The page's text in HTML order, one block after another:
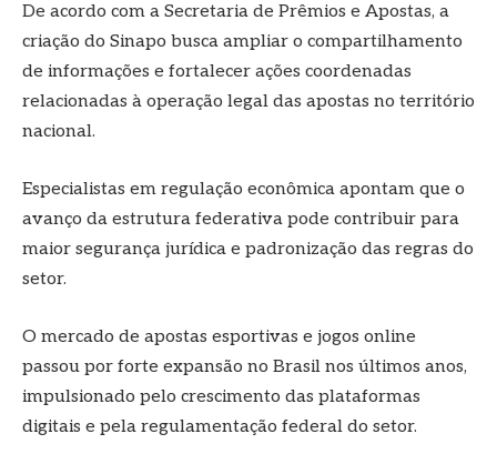
De acordo com a Secretaria de Prêmios e Apostas, a
criação do Sinapo busca ampliar o compartilhamento
de informações e fortalecer ações coordenadas
relacionadas à operação legal das apostas no território
nacional.
Especialistas em regulação econômica apontam que o
avanço da estrutura federativa pode contribuir para
maior segurança jurídica e padronização das regras do
setor.
O mercado de apostas esportivas e jogos online
passou por forte expansão no Brasil nos últimos anos,
impulsionado pelo crescimento das plataformas
digitais e pela regulamentação federal do setor.